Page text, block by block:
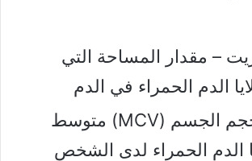
– مقدار المساحة التي
الدم الحمراء في الدم
متوسط ​​حجم الجسم (MCV) متوسط ​​
الدم الحمراء لدى الشخص